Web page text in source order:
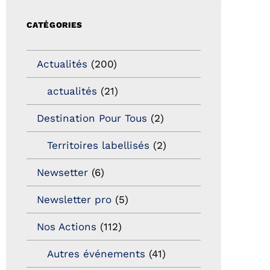
CATÉGORIES
Actualités (200)
actualités (21)
Destination Pour Tous (2)
Territoires labellisés (2)
Newsetter (6)
Newsletter pro (5)
Nos Actions (112)
Autres événements (41)